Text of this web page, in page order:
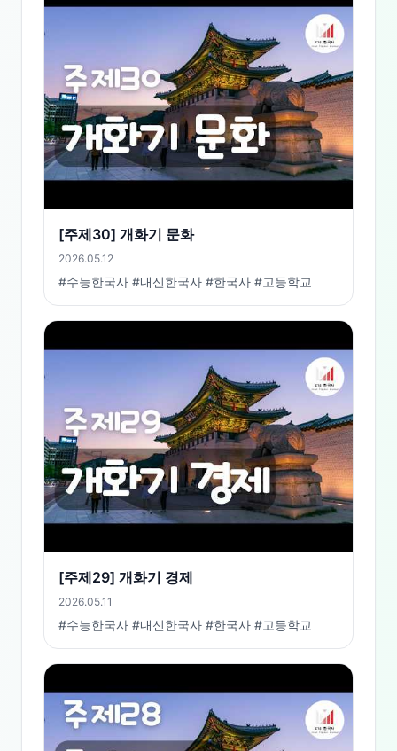
[주제30] 개화기 문화
2026.05.12
#수능한국사 #내신한국사 #한국사 #고등학교
[주제29] 개화기 경제
2026.05.11
#수능한국사 #내신한국사 #한국사 #고등학교